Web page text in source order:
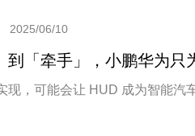
2025/06/10
到「牵手」，小鹏华为只
现，可能会让 HUD 成为智能汽